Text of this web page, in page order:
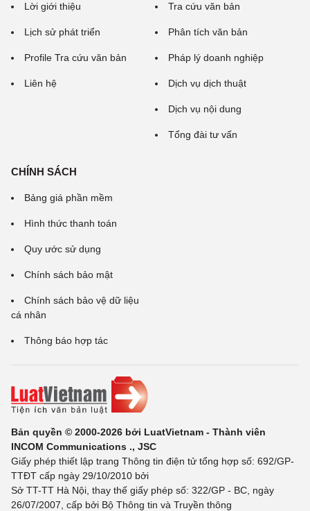
Lời giới thiệu
Lịch sử phát triển
Profile Tra cứu văn bản
Liên hệ
Tra cứu văn bản
Phân tích văn bản
Pháp lý doanh nghiệp
Dịch vụ dịch thuật
Dịch vụ nội dung
Tổng đài tư vấn
CHÍNH SÁCH
Bảng giá phần mềm
Hình thức thanh toán
Quy ước sử dụng
Chính sách bảo mật
Chính sách bảo vệ dữ liệu
cá nhân
Thông báo hợp tác
Bản quyền © 2000-2026 bởi LuatVietnam - Thành viên
INCOM Communications ., JSC
Giấy phép thiết lập trang Thông tin điện tử tổng hợp số: 692/GP-
TTĐT cấp ngày 29/10/2010 bởi
Sở TT-TT Hà Nội, thay thế giấy phép số: 322/GP - BC, ngày
26/07/2007, cấp bởi Bộ Thông tin và Truyền thông